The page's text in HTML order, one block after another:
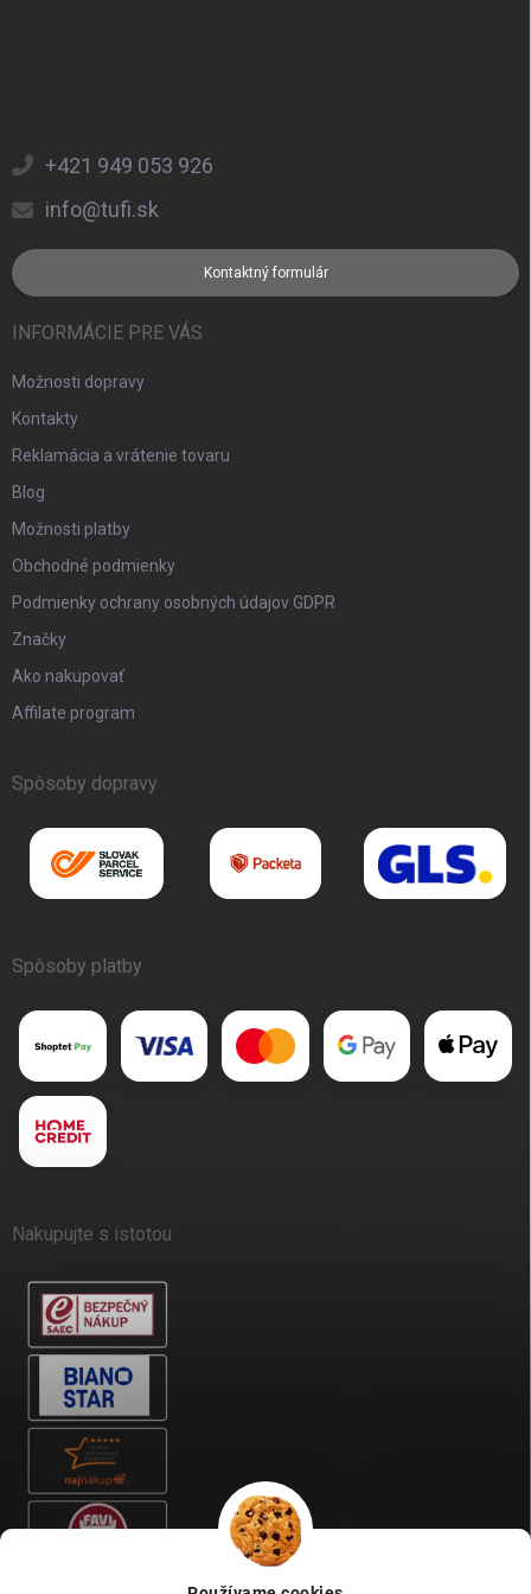
+421 949 053 926
info@tufi.sk
Kontaktný formulár
INFORMÁCIE PRE VÁS
Možnosti dopravy
Kontakty
Reklamácia a vrátenie tovaru
Blog
Možnosti platby
Obchodné podmienky
Podmienky ochrany osobných údajov GDPR
Značky
Ako nakupovať
Affilate program
Spôsoby dopravy
Spôsoby platby
Nakupujte s istotou